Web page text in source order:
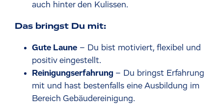
auch hinter den Kulissen.
Das bringst Du mit:
Gute Laune – Du bist motiviert, flexibel und
positiv eingestellt.
Reinigungserfahrung – Du bringst Erfahrung
mit und hast bestenfalls eine Ausbildung im
Bereich Gebäudereinigung.